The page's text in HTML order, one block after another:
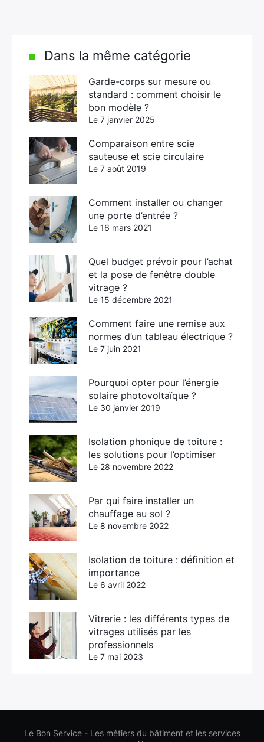
Dans la même catégorie
Garde-corps sur mesure ou
standard : comment choisir le
bon modèle ?
Le 7 janvier 2025
Comparaison entre scie
sauteuse et scie circulaire
Le 7 août 2019
Comment installer ou changer
une porte d’entrée ?
Le 16 mars 2021
Quel budget prévoir pour l’achat
et la pose de fenêtre double
vitrage ?
Le 15 décembre 2021
Comment faire une remise aux
normes d’un tableau électrique ?
Le 7 juin 2021
Pourquoi opter pour l’énergie
solaire photovoltaïque ?
Le 30 janvier 2019
Isolation phonique de toiture :
les solutions pour l’optimiser
Le 28 novembre 2022
Par qui faire installer un
chauffage au sol ?
Le 8 novembre 2022
Isolation de toiture : définition et
importance
Le 6 avril 2022
Vitrerie : les différents types de
vitrages utilisés par les
professionnels
Le 7 mai 2023
Le Bon Service - Les métiers du bâtiment et les services